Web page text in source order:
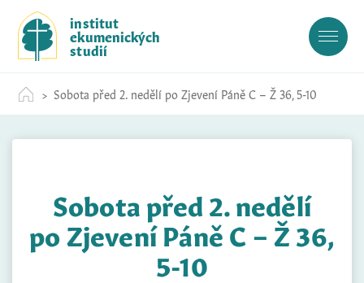
c
institut
ekumenických
studií
Sobota před 2. nedělí po Zjevení Páně C – Ž 36, 5-10
Sobota před 2. nedělí
po Zjevení Páně C – Ž 36,
5-10